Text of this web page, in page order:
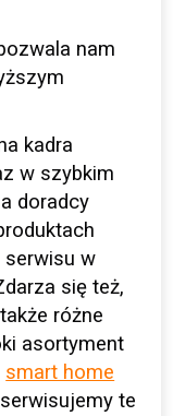
nam
kadra
w szybkim
doradcy
serwisu w
się też,
różne
asortyment
smart home
te